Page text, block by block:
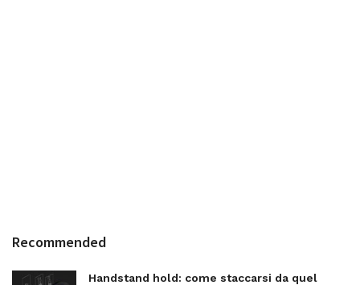
Recommended
Handstand hold: come staccarsi da quel